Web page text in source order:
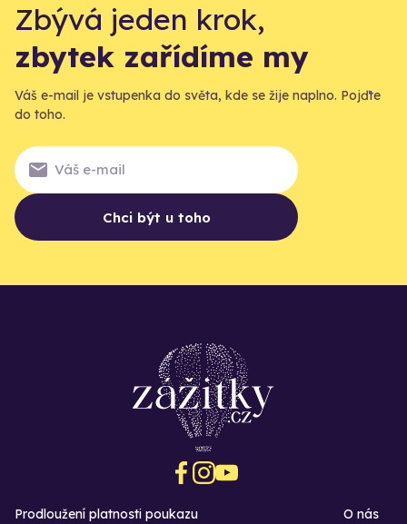
Zbývá jeden krok,
zbytek zařídíme my
Váš e-mail je vstupenka do světa, kde se žije naplno. Pojďte
do toho.
Chci být u toho
Prodloužení platnosti poukazu
O nás